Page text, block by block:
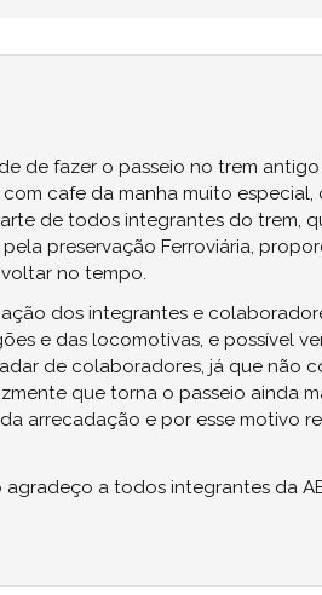
de fazer o passeio no trem
cafe da manha muito
de todos integrantes do trem,
preservação Ferroviária,
no tempo.
dos integrantes e
e das locomotivas, e possível
de colaboradores, já que não
que torna o passeio ainda
arrecadação e por esse motivo
agradeço a todos integrantes da